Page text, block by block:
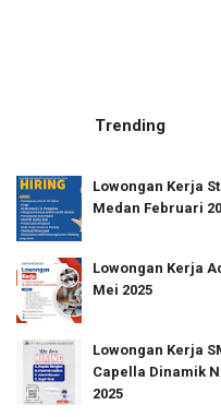
Trending
Lowongan Kerja
Medan Februari
Lowongan Kerja
Mei 2025
Lowongan Kerja
Capella Dinamik
2025